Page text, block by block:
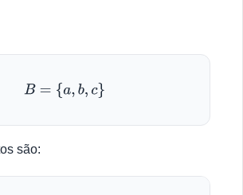
B= {a,b ,c}
são: